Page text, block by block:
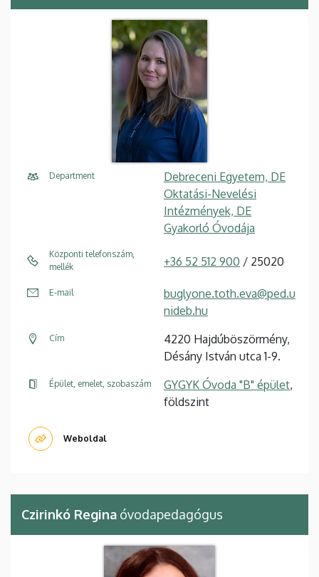
Department
Debreceni Egyetem, DE
Oktatási-Nevelési
Intézmények, DE
Gyakorló Óvodája
Központi telefonszám,
mellék
+36 52 512 900 / 25020
E-mail
buglyone.toth.eva@ped.u
nideb.hu
Cím
4220 Hajdúböszörmény,
Désány István utca 1-9.
Épület, emelet, szobaszám GYGYK Óvoda "B" épület,
földszint
Weboldal
Czirinkó Regina óvodapedagógus